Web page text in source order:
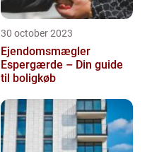
30 october 2023
Ejendomsmægler
Espergærde – Din guide
til boligkøb